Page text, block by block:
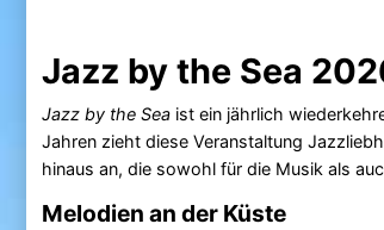
Jazz by the Sea
Jazz by the Seaist ein jährlich
Jahren zieht diese Veranstaltung
hinaus an, die sowohl für die Musik als
Melodien an der Küste